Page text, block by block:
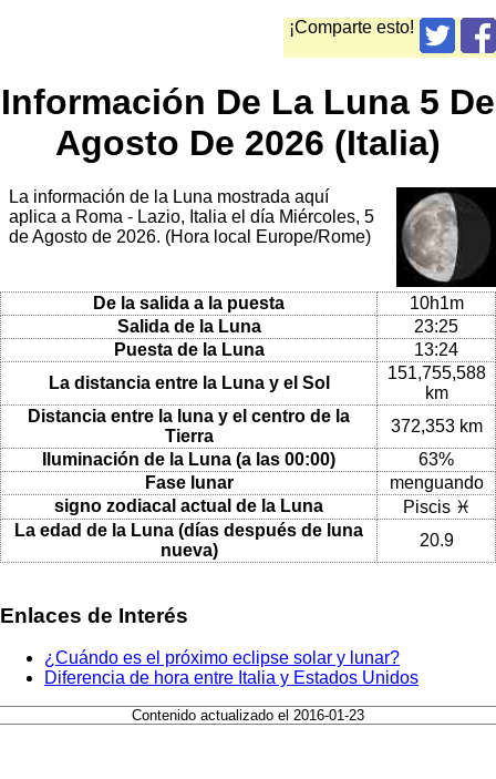
¡Comparte esto!
Información De La Luna 5 De
Agosto De 2026 (Italia)
La información de la Luna mostrada aquí
aplica a Roma - Lazio, Italia el día Miércoles, 5
de Agosto de 2026. (Hora local Europe/Rome)
De la salida a la puesta
10h1m
Salida de la Luna
23:25
Puesta de la Luna
13:24
La distancia entre la Luna y el Sol
151,755,588
km
Distancia entre la luna y el centro de la
Tierra
372,353 km
Iluminación de la Luna (a las 00:00)
63%
Fase lunar
menguando
signo zodiacal actual de la Luna
Piscis ♓
La edad de la Luna (días después de luna
nueva)
20.9
Enlaces de Interés
¿Cuándo es el próximo eclipse solar y lunar?
Diferencia de hora entre Italia y Estados Unidos
Contenido actualizado el 2016-01-23